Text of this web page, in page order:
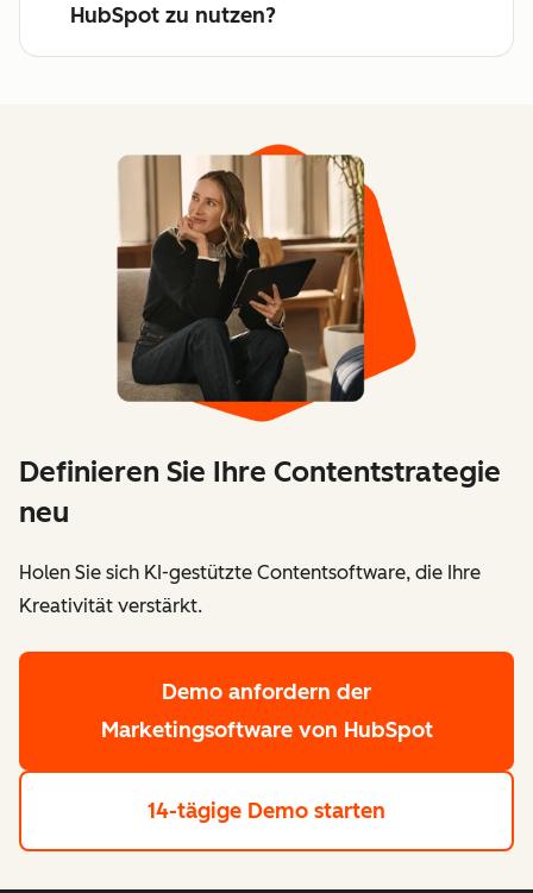
HubSpot zu nutzen?
Definieren Sie Ihre Contentstrategie
neu
Holen Sie sich KI-gestützte Contentsoftware, die Ihre
Kreativität verstärkt.
Demo anfordern der
Marketingsoftware von HubSpot
14-tägige Demo starten